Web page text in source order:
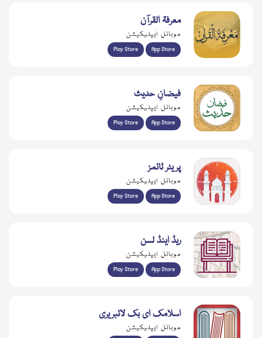
معرفۃ القرآن
موبائل ایپلیکیشن
Play Store App Store
فیضانِ حدیث
موبائل ایپلیکیشن
Play Store App Store
پریئر ٹائمز
موبائل ایپلیکیشن
Play Store App Store
ریڈ اینڈ لسن
موبائل ایپلیکیشن
Play Store App Store
اسلامک ای بک لائبریری
موبائل ایپلیکیشن